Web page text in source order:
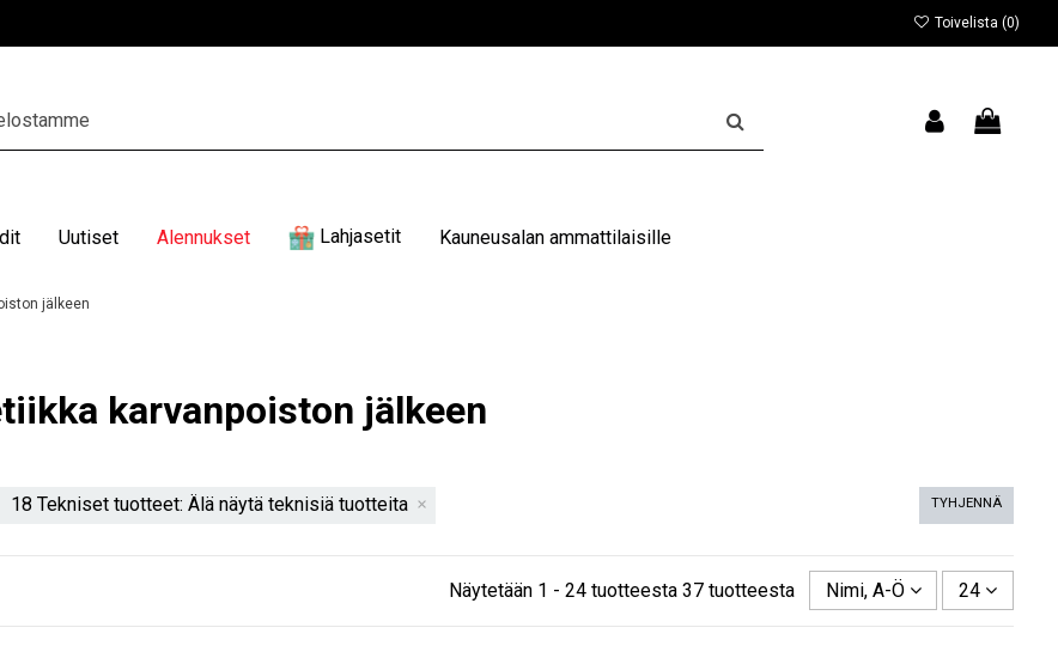
Toivelista (0)
Uutiset Alennukset Lahjasetit Kauneusalan ammattilaisille
jälkeen
karvanpoiston jälkeen
TYHJENNÄ
18 Tekniset tuotteet: Älä näytä teknisiä tuotteita
Näytetään 1 - 24 tuotteesta 37 tuotteesta Nimi, A-Ö 24